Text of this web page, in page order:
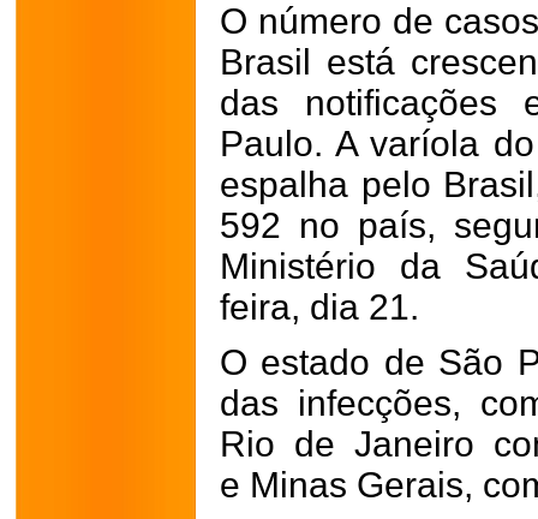
O número de
Brasil está
das notificações
Paulo. A varíola
espalha pelo
592 no país,
Ministério da
feira, dia 21.
O estado de São
das infecções,
Rio de Janeiro
e Minas Gerais,